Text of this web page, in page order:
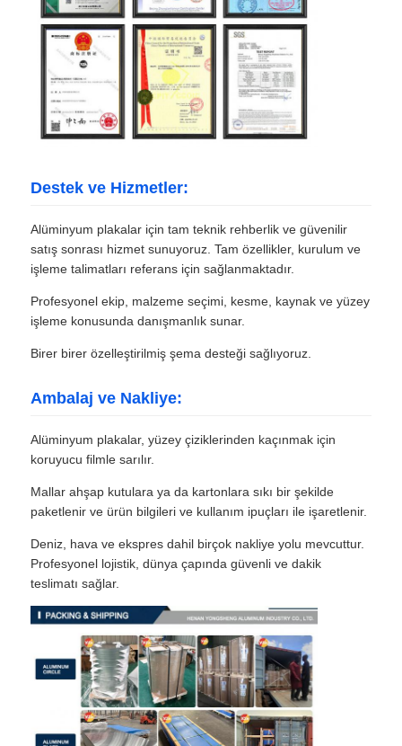
Destek ve Hizmetler:
Alüminyum plakalar için tam teknik rehberlik ve güvenilir
satış sonrası hizmet sunuyoruz. Tam özellikler, kurulum ve
işleme talimatları referans için sağlanmaktadır.
Profesyonel ekip, malzeme seçimi, kesme, kaynak ve yüzey
işleme konusunda danışmanlık sunar.
Birer birer özelleştirilmiş şema desteği sağlıyoruz.
Ambalaj ve Nakliye:
Alüminyum plakalar, yüzey çiziklerinden kaçınmak için
koruyucu filmle sarılır.
Mallar ahşap kutulara ya da kartonlara sıkı bir şekilde
paketlenir ve ürün bilgileri ve kullanım ipuçları ile işaretlenir.
Deniz, hava ve ekspres dahil birçok nakliye yolu mevcuttur.
Profesyonel lojistik, dünya çapında güvenli ve dakik
teslimatı sağlar.